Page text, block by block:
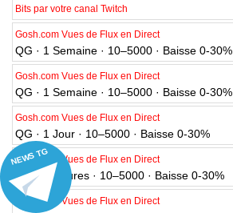
NEWS TG
Bits par votre canal Twitch
Gosh.com Vues de Flux en Direct
QG · 1 Semaine · 10–5000 · Baisse 0-30%
Gosh.com Vues de Flux en Direct
QG · 1 Semaine · 10–5000 · Baisse 0-30%
Gosh.com Vues de Flux en Direct
QG · 1 Jour · 10–5000 · Baisse 0-30%
Gosh.com Vues de Flux en Direct
QG · 5 Heures · 10–5000 · Baisse 0-30%
Gosh.com Vues de Flux en Direct